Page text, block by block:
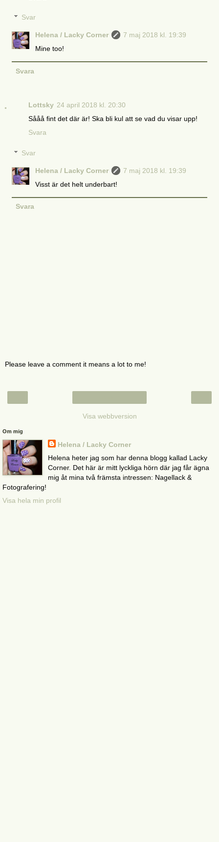
Svar
Helena / Lacky Corner
7 maj 2018 kl. 19:39
Mine too!
Svara
Lottsky 24 april 2018 kl. 20:30
Sååå fint det där är! Ska bli kul att se vad du visar upp!
Svara
Svar
Helena / Lacky Corner
7 maj 2018 kl. 19:39
Visst är det helt underbart!
Svara
Please leave a comment it means a lot to me!
Visa webbversion
Om mig
Helena / Lacky Corner
Helena heter jag som har denna blogg kallad Lacky
Corner. Det här är mitt lyckliga hörn där jag får ägna
mig åt mina två främsta intressen: Nagellack &
Fotografering!
Visa hela min profil